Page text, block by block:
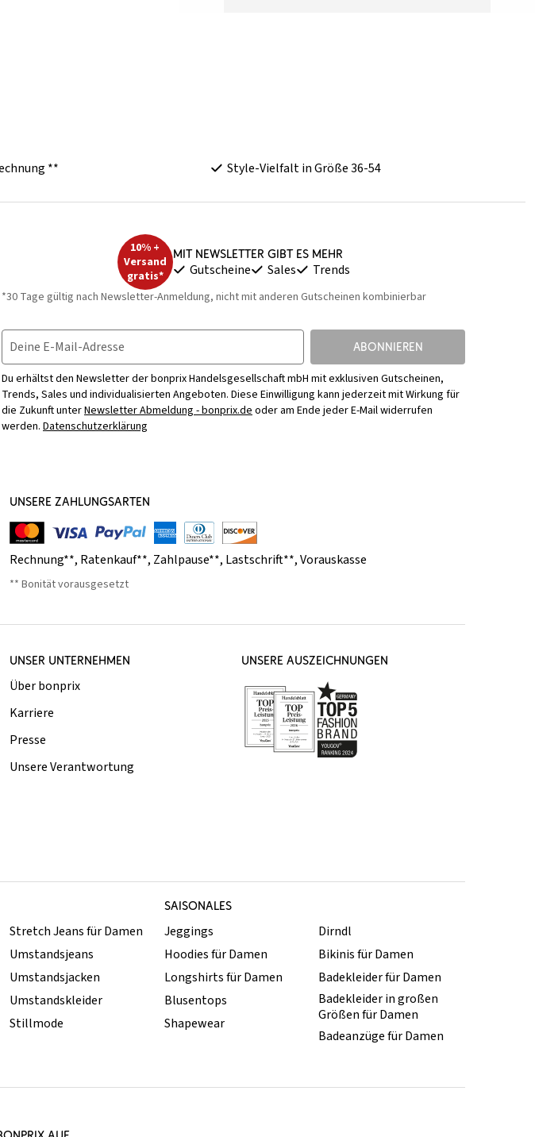
** Style-Vielfalt in Größe 36-54
10% +
Versand
gratis*
Mit Newsletter gibt es mehr
Gutscheine Sales Trends
*30 Tage gültig nach Newsletter-Anmeldung, nicht mit anderen Gutscheinen kombinierbar
Deine E-Mail-Adresse ABONNIEREN
Du erhältst den Newsletter der bonprix Handelsgesellschaft mbH mit exklusiven Gutscheinen,
Trends, Sales und individualisierten Angeboten. Diese Einwilligung kann jederzeit mit Wirkung für
die Zukunft unterNewsletter Abmeldung - bonprix.deoder am Ende jeder E-Mail widerrufen
werden. Datenschutzerklärung
UNSERE ZAHLUNGSARTEN
Rechnung**, Ratenkauf**, Zahlpause**, Lastschrift**,Vorauskasse
** Bonität vorausgesetzt
UNSER UNTERNEHMEN
Über bonprix
Karriere
Presse
Unsere Verantwortung
UNSERE AUSZEICHNUNGEN
SAISONALES
Stretch Jeans für Damen
Umstandsjeans
Umstandsjacken
Umstandskleider
Stillmode
Jeggings
Hoodies für Damen
Longshirts für Damen
Blusentops
Shapewear
Dirndl
Bikinis für Damen
Badekleider für Damen
Badekleider in großen
Größen für Damen
Badeanzüge für Damen